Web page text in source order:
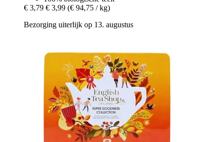
€ 3,79 € 3,99 (€ 94,75 / kg)
Bezorging uiterlijk op 13. augustus